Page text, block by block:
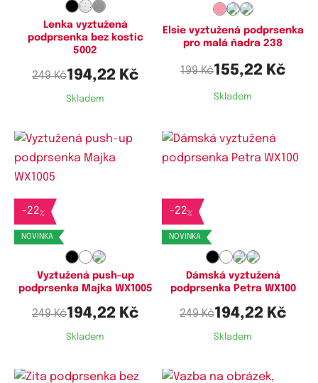
110D,
115D, 120D
Lenka vyztužená
podprsenka bez kostic
5002
249 Kč194,22 Kč
Skladem
Elsie vyztužená podprsenka
pro malá ňadra 238
199 Kč155,22 Kč
Skladem
-22%
NOVINKA
70C,75C,
90C,90D,
Vyztužená push-up
podprsenka Majka WX1005
249 Kč194,22 Kč
Skladem
-22%
NOVINKA
75C,75D,
90C,90D,
Dámská vyztužená
podprsenka Petra WX100
249 Kč194,22 Kč
Skladem